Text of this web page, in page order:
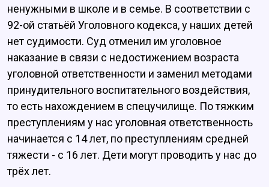
ненужными в школе и в семье. В соответствии с
92-ой статьёй Уголовного кодекса, у наших детей
нет судимости. Суд отменил им уголовное
наказание в связи с недостижением возраста
уголовной ответственности и заменил методами
принудительного воспитательного воздействия,
то есть нахождением в спецучилище. По тяжким
преступлениям у нас уголовная ответственность
начинается с 14 лет, по преступлениям средней
тяжести - с 16 лет. Дети могут проводить у нас до
трёх лет.